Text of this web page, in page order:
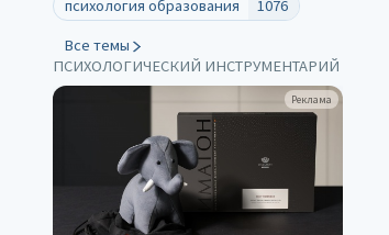
психология образования
1076
Все темы
ПСИХОЛОГИЧЕСКИЙ ИНСТРУМЕНТАРИЙ
Реклама